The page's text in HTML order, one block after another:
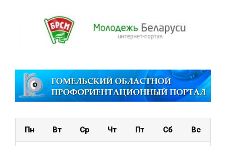
Пн Вт Ср Чт Пт Сб Вс